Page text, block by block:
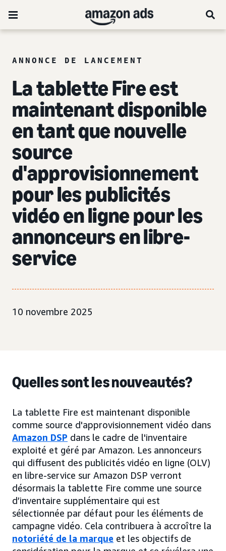
ANNONCE DE LANCEMENT
La tablette Fire est
maintenant disponible
en tant que nouvelle
source
d'approvisionnement
pour les publicités
vidéo en ligne pour les
annonceurs en libre-
service
10 novembre 2025
Quelles sont les nouveautés?
La tablette Fire est maintenant disponible
comme source d'approvisionnement vidéo dans
Amazon DSP dans le cadre de l'inventaire
exploité et géré par Amazon. Les annonceurs
qui diffusent des publicités vidéo en ligne (OLV)
en libre-service sur Amazon DSP verront
désormais la tablette Fire comme une source
d’inventaire supplémentaire qui est
sélectionnée par défaut pour les éléments de
campagne vidéo. Cela contribuera à accroître la
notoriété de la marque et les objectifs de